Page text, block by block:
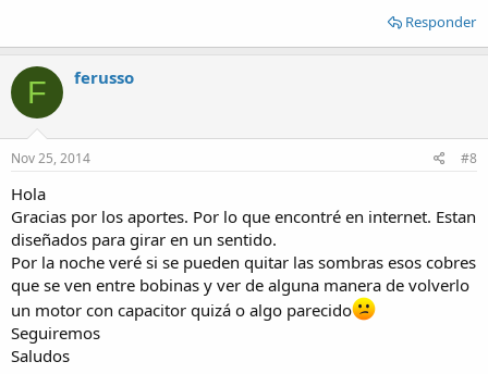
Responder
F ferusso
Nov 25, 2014 #8
Hola
Gracias por los aportes. Por lo que encontré en internet. Estan
diseñados para girar en un sentido.
Por la noche veré si se pueden quitar las sombras esos cobres
que se ven entre bobinas y ver de alguna manera de volverlo
un motor con capacitor quizá o algo parecido
Seguiremos
Saludos